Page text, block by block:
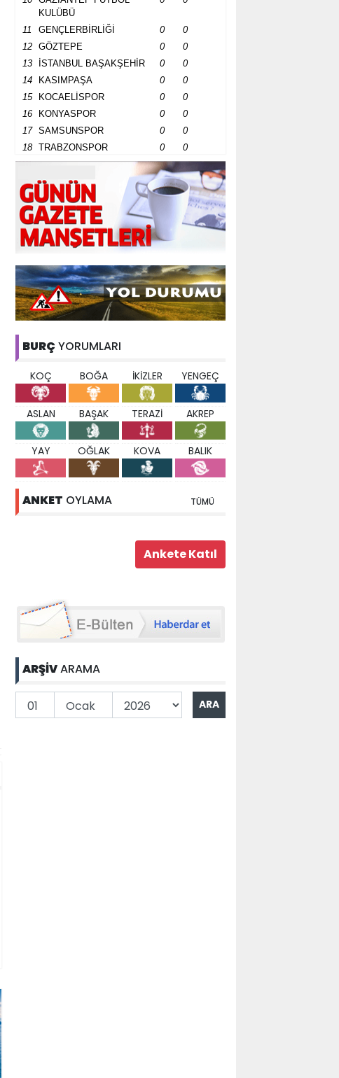
KULÜBÜ
11 GENÇLERBİRLİĞİ 0
0
12
GÖZTEPE 0
0
13
İSTANBUL BAŞAKŞEHİR 0
0
14
KASIMPAŞA 0
0
15
KOCAELİSPOR 0
0
16
KONYASPOR 0
0
17
SAMSUNSPOR 0
0
18
TRABZONSPOR 0 0
BURÇ YORUMLARI
KOÇ BOĞA İKİZLER YENGEÇ
ASLAN BAŞAK TERAZİ AKREP
YAY OĞLAK KOVA BALIK
ANKET OYLAMA TÜMÜ
ARŞİVARAMA